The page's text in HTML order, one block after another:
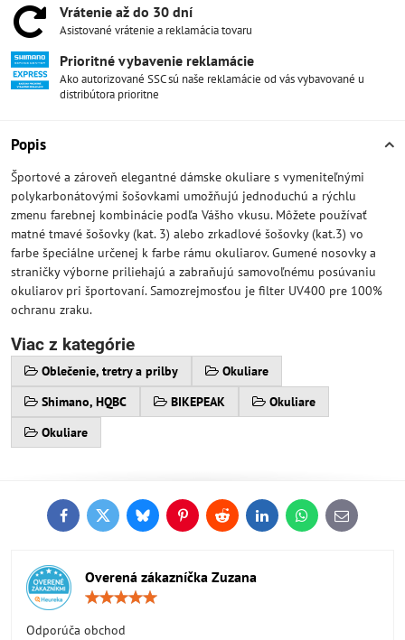
Vrátenie až do 30 dní
Asistované vrátenie a reklamácia tovaru
Prioritné vybavenie reklamácie
Ako autorizované SSC sú naše reklamácie od vás vybavované u
distribútora prioritne
Popis
Športové a zároveň elegantné dámske okuliare s vymeniteľnými
polykarbonátovými šošovkami umožňujú jednoduchú a rýchlu
zmenu farebnej kombinácie podľa Vášho vkusu. Môžete používať
matné tmavé šošovky (kat. 3) alebo zrkadlové šošovky (kat.3) vo
farbe špeciálne určenej k farbe rámu okuliarov. Gumené nosovky a
straničky výborne priliehajú a zabraňujú samovoľnému posúvaniu
okuliarov pri športovaní. Samozrejmosťou je filter UV400 pre 100%
ochranu zraku.
Viac z kategórie
Oblečenie, tretry a prilby
Okuliare
Shimano, HQBC
BIKEPEAK
Okuliare
Okuliare
FacebookTwitterBlueskyPinterestReddit LinkedInWhatsApp
E-
mail
Overená zákazníčka Zuzana
Odporúča obchod